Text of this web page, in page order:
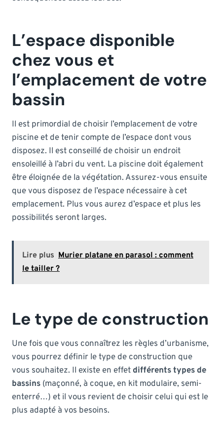
L’espace disponible
chez vous et
l’emplacement de votre
bassin
Il est primordial de choisir l’emplacement de votre
piscine et de tenir compte de l’espace dont vous
disposez. Il est conseillé de choisir un endroit
ensoleillé à l’abri du vent. La piscine doit également
être éloignée de la végétation. Assurez-vous ensuite
que vous disposez de l’espace nécessaire à cet
emplacement. Plus vous aurez d’espace et plus les
possibilités seront larges.
Lire plus Murier platane en parasol : comment
le tailler ?
Le type de construction
Une fois que vous connaîtrez les règles d’urbanisme,
vous pourrez définir le type de construction que
vous souhaitez. Il existe en effet différents types de
bassins (maçonné, à coque, en kit modulaire, semi-
enterré…) et il vous revient de choisir celui qui est le
plus adapté à vos besoins.